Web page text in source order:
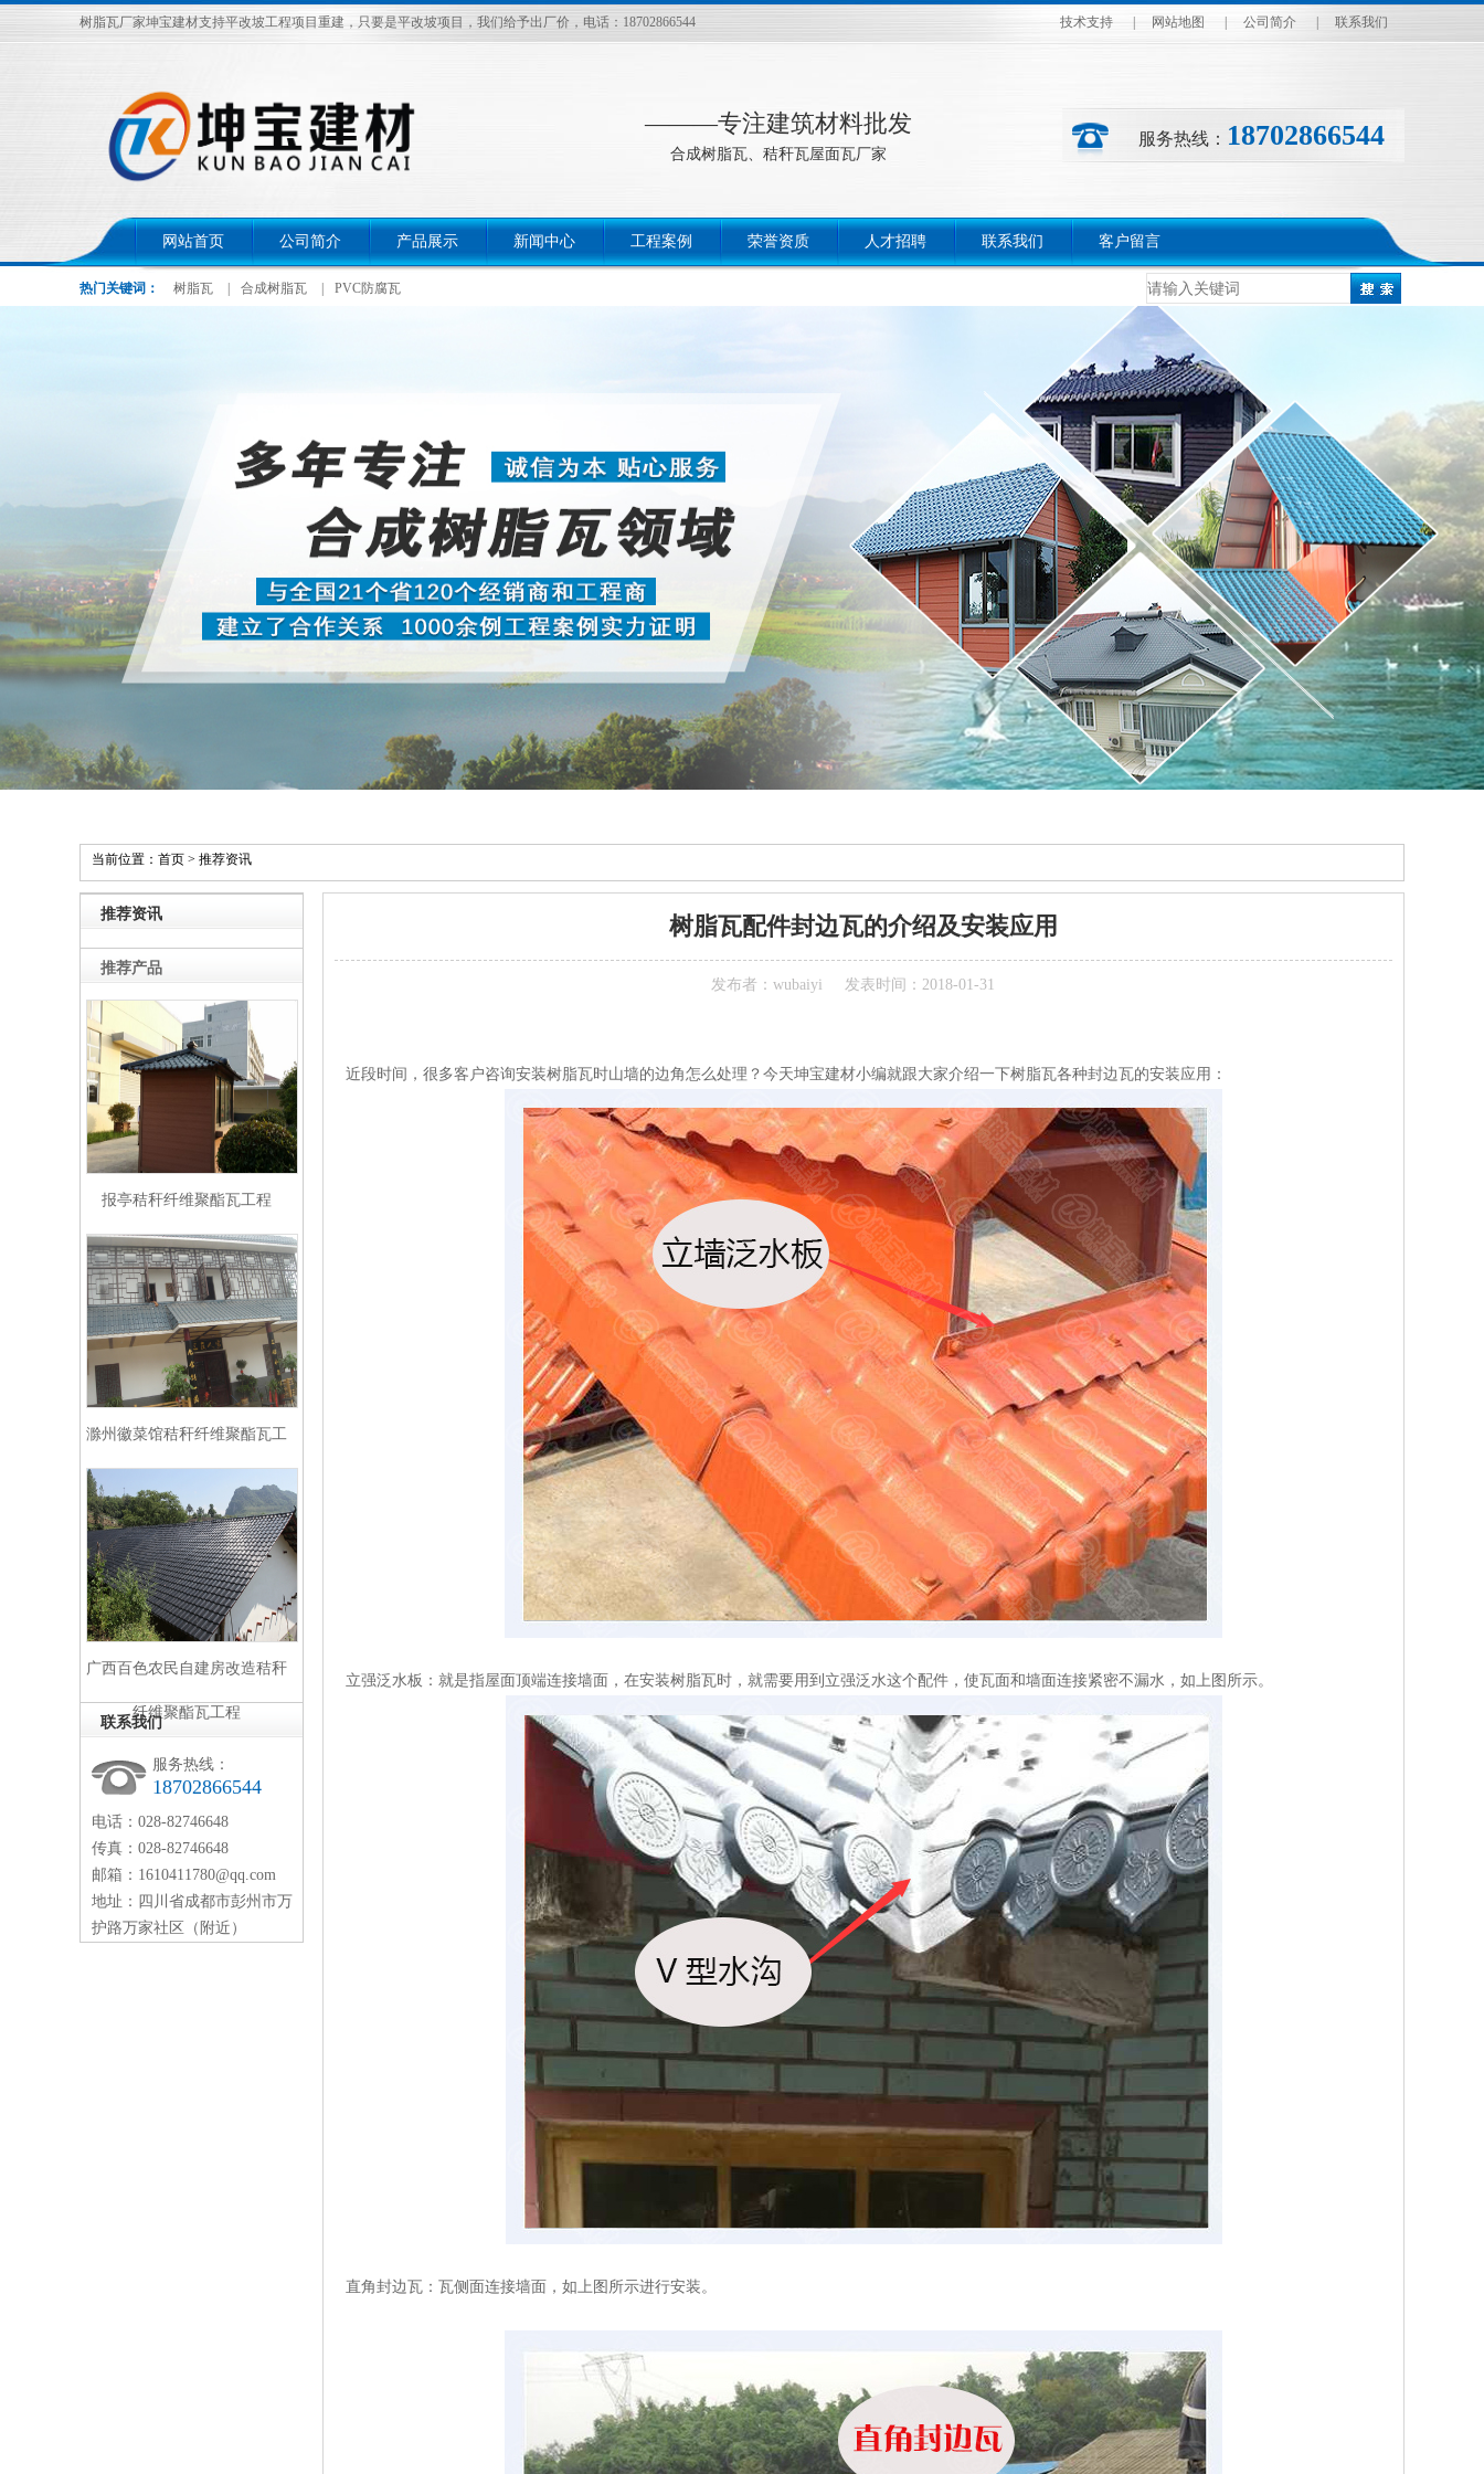
技术支持 网站地图 公司简介 联系我们
树脂瓦厂家坤宝建材支持平改坡工程项目重建，只要是平改坡项目，我们给予出厂价，电话：18702866544
———专注建筑材料批发
合成树脂瓦、秸秆瓦屋面瓦厂家
服务热线： 18702866544
网站首页 公司简介 产品展示 新闻中心 工程案例 荣誉资质 人才招聘 联系我们 客户留言
热门关键词： 树脂瓦 合成树脂瓦 PVC防腐瓦
当前位置： 首页 > 推荐资讯
树脂瓦配件封边瓦的介绍及安装应用
发布者：wubaiyi 发表时间：2018-01-31
近段时间，很多客户咨询安装树脂瓦时山墙的边角怎么处理？今天坤宝建材小编就跟大家介绍一下树脂瓦各种封边瓦的安装应用：
立强泛水板：就是指屋面顶端连接墙面，在安装树脂瓦时，就需要用到立强泛水这个配件，使瓦面和墙面连接紧密不漏水，如上图所示。
直角封边瓦：瓦侧面连接墙面，如上图所示进行安装。
推荐资讯
推荐产品
报亭秸秆纤维聚酯瓦工程
滁州徽菜馆秸秆纤维聚酯瓦工
广西百色农民自建房改造秸秆
纤维聚酯瓦工程
联系我们
服务热线：
18702866544
电话：028-82746648
传真：028-82746648
邮箱：1610411780@qq.com
地址：四川省成都市彭州市万
护路万家社区（附近）